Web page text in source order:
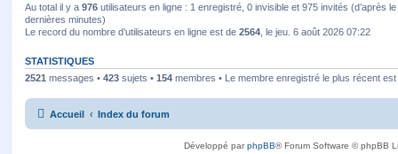
Au total il y a 976 utilisateurs en ligne : 1 enregistré, 0 invisible et 975 invités (d’après
dernières minutes)
Le record du nombre d’utilisateurs en ligne est de 2564 , le jeu. 6 août 2026 07:22
STATISTIQUES
2521 messages • 423 sujets • 154 membres • Le membre enregistré le plus récent est
Accueil Index du forum
Développé parphpBB® Forum Software © phpBB